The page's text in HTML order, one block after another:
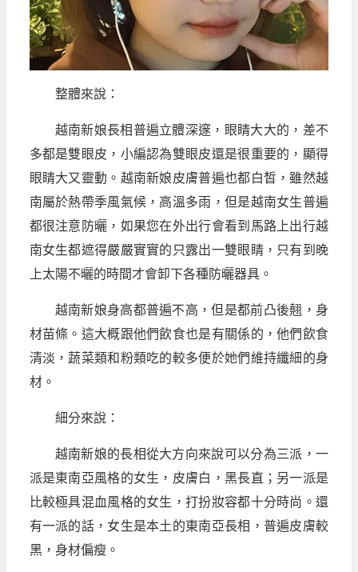
整體來說：
越南新娘長相普遍立體深邃，眼睛大大的，差不
多都是雙眼皮，小編認為雙眼皮還是很重要的，顯得
眼睛大又靈動。越南新娘皮膚普遍也都白皙，雖然越
南屬於熱帶季風氣候，高溫多雨，但是越南女生普遍
都很注意防曬，如果您在外出行會看到馬路上出行越
南女生都遮得嚴嚴實實的只露出一雙眼睛，只有到晚
上太陽不曬的時間才會卸下各種防曬器具。
越南新娘身高都普遍不高，但是都前凸後翹，身
材苗條。這大概跟他們飲食也是有關係的，他們飲食
清淡，蔬菜類和粉類吃的較多便於她們維持纖細的身
材。
細分來說：
越南新娘的長相從大方向來說可以分為三派，一
派是東南亞風格的女生，皮膚白，黑長直；另一派是
比較極具混血風格的女生，打扮妝容都十分時尚。還
有一派的話，女生是本土的東南亞長相，普遍皮膚較
黑，身材偏瘦。